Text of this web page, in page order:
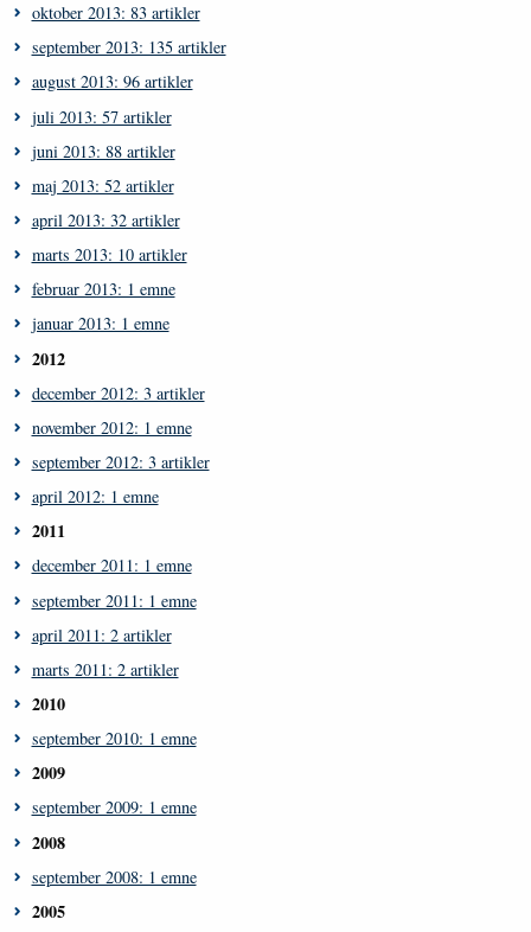
oktober 2013: 83 artikler
september 2013: 135 artikler
august 2013: 96 artikler
juli 2013: 57 artikler
juni 2013: 88 artikler
maj 2013: 52 artikler
april 2013: 32 artikler
marts 2013: 10 artikler
februar 2013: 1 emne
januar 2013: 1 emne
2012
december 2012: 3 artikler
november 2012: 1 emne
september 2012: 3 artikler
april 2012: 1 emne
2011
december 2011: 1 emne
september 2011: 1 emne
april 2011: 2 artikler
marts 2011: 2 artikler
2010
september 2010: 1 emne
2009
september 2009: 1 emne
2008
september 2008: 1 emne
2005